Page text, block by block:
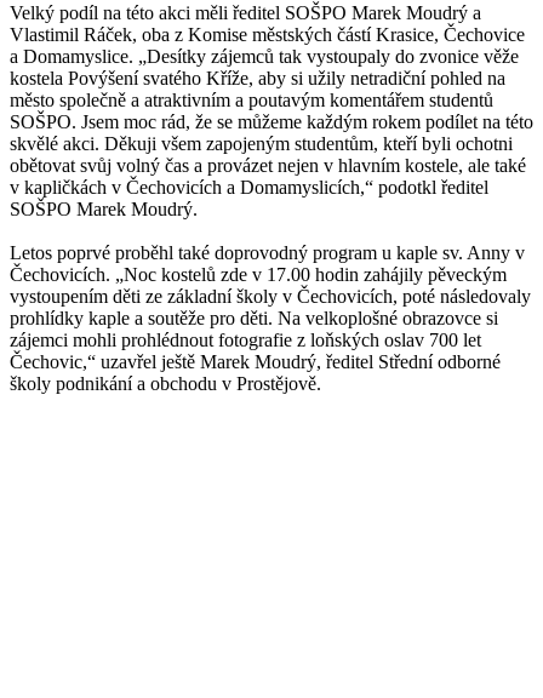
Velký podíl na této akci měli ředitel SOŠPO Marek Moudrý a
Vlastimil Ráček, oba z Komise městských částí Krasice, Čechovice
a Domamyslice. „Desítky zájemců tak vystoupaly do zvonice věže
kostela Povýšení svatého Kříže, aby si užily netradiční pohled na
město společně a atraktivním a poutavým komentářem studentů
SOŠPO. Jsem moc rád, že se můžeme každým rokem podílet na této
skvělé akci. Děkuji všem zapojeným studentům, kteří byli ochotni
obětovat svůj volný čas a provázet nejen v hlavním kostele, ale také
v kapličkách v Čechovicích a Domamyslicích,“ podotkl ředitel
SOŠPO Marek Moudrý.
Letos poprvé proběhl také doprovodný program u kaple sv. Anny v
Čechovicích. „Noc kostelů zde v 17.00 hodin zahájily pěveckým
vystoupením děti ze základní školy v Čechovicích, poté následovaly
prohlídky kaple a soutěže pro děti. Na velkoplošné obrazovce si
zájemci mohli prohlédnout fotografie z loňských oslav 700 let
Čechovic,“ uzavřel ještě Marek Moudrý, ředitel Střední odborné
školy podnikání a obchodu v Prostějově.